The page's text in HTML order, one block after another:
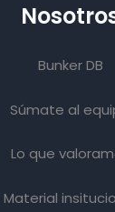
Bunker DB
Súmate al
Lo que
Material